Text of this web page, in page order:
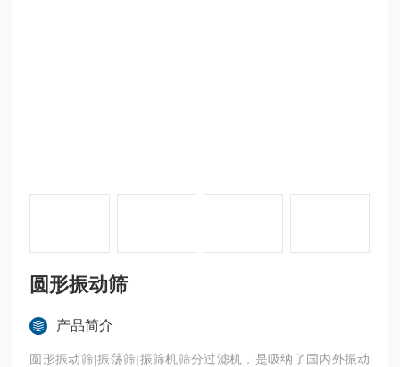
圆形振动筛
产品简介
圆形振动筛|振荡筛|振筛机筛分过滤机，是吸纳了国内外振动